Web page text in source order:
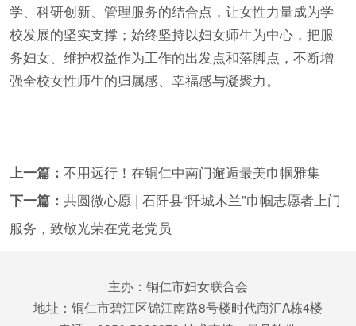
学、科研创新、管理服务的结合点，让女性力量成为学
校发展的坚实支撑；始终坚持以妇女师生为中心，把服
务妇女、维护权益作为工作的出发点和落脚点，不断增
强全校女性师生的归属感、幸福感与凝聚力。
上一篇： 不用远行！在铜仁中南门邂逅最美巾帼雅集
下一篇： 共圆微心愿 | 石阡县“阡城木兰”巾帼志愿者上门
服务，致敬光荣在党老党员
主办：铜仁市妇女联合会
地址：铜仁市碧江区锦江南路8号楼时代商汇A栋4楼